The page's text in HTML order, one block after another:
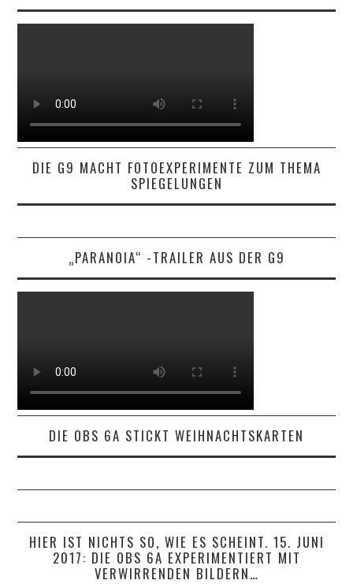
DIE G9 MACHT FOTOEXPERIMENTE ZUM THEMA
SPIEGELUNGEN
„PARANOIA“ -TRAILER AUS DER G9
DIE OBS 6A STICKT WEIHNACHTSKARTEN
HIER IST NICHTS SO, WIE ES SCHEINT. 15. JUNI
2017: DIE OBS 6A EXPERIMENTIERT MIT
VERWIRRENDEN BILDERN…